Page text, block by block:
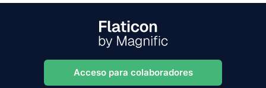
Acceso para colaboradores